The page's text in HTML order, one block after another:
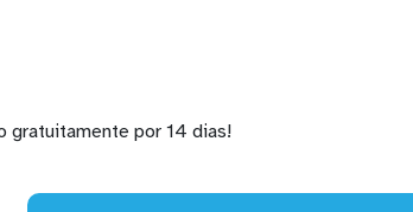
gratuitamente por 14 dias!